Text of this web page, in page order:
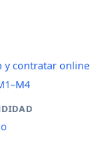
y contratar online